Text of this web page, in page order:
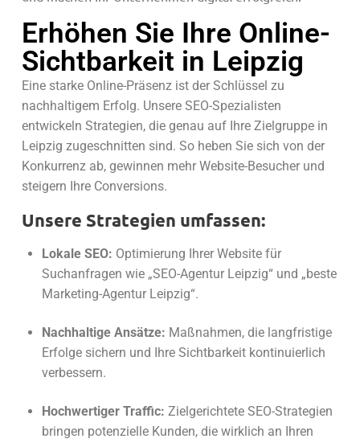
Erhöhen Sie Ihre Online-
Sichtbarkeit in Leipzig
Eine starke Online-Präsenz ist der Schlüssel zu
nachhaltigem Erfolg. Unsere SEO-Spezialisten
entwickeln Strategien, die genau auf Ihre Zielgruppe in
Leipzig zugeschnitten sind. So heben Sie sich von der
Konkurrenz ab, gewinnen mehr Website-Besucher und
steigern Ihre Conversions.
Unsere Strategien umfassen:
Lokale SEO: Optimierung Ihrer Website für
Suchanfragen wie „SEO-Agentur Leipzig“ und „beste
Marketing-Agentur Leipzig“.
Nachhaltige Ansätze: Maßnahmen, die langfristige
Erfolge sichern und Ihre Sichtbarkeit kontinuierlich
verbessern.
Hochwertiger Traffic: Zielgerichtete SEO-Strategien
bringen potenzielle Kunden, die wirklich an Ihren